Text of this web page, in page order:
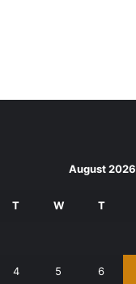
August 2026
T W T
4 5 6